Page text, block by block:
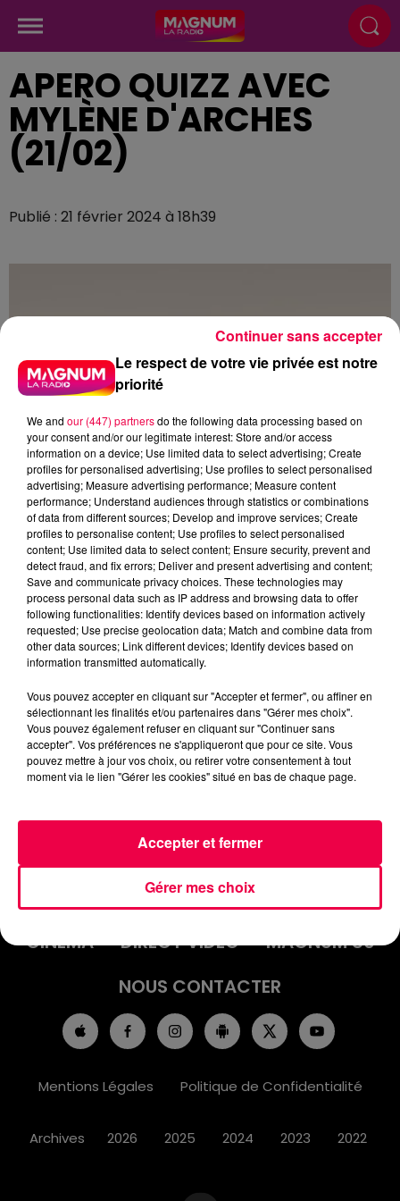
APERO QUIZZ AVEC
MYLÈNE D'ARCHES
(21/02)
Publié : 21 février 2024 à 18h39
podcasts/2024/02/20240221-APERO-QUIZZ.mp3
INFOS
EMISSIONS
JEUX
PODCASTS
CINÉMA
DIRECT VIDÉO
MAGNUM 80
NOUS CONTACTER
Mentions Légales Politique de Confidentialité
Archives 2026 2025 2024 2023 2022
Le respect de votre vie privée est notre
priorité
We and our (447) partnersdo the following data processing based on
your consent and/or our legitimate interest: Store and/or access
information on a device; Use limited data to select advertising; Create
profiles for personalised advertising; Use profiles to select personalised
advertising; Measure advertising performance; Measure content
performance; Understand audiences through statistics or combinations
of data from different sources; Develop and improve services; Create
profiles to personalise content; Use profiles to select personalised
content; Use limited data to select content; Ensure security, prevent and
detect fraud, and fix errors; Deliver and present advertising and content;
Save and communicate privacy choices. These technologies may
process personal data such as IP address and browsing data to offer
following functionalities: Identify devices based on information actively
requested; Use precise geolocation data; Match and combine data from
other data sources; Link different devices; Identify devices based on
information transmitted automatically.
Vous pouvez accepter en cliquant sur "Accepter et fermer", ou affiner en
sélectionnant les finalités et/ou partenaires dans "Gérer mes choix".
Vous pouvez également refuser en cliquant sur "Continuer sans
accepter". Vos préférences ne s'appliqueront que pour ce site. Vous
pouvez mettre à jour vos choix, ou retirer votre consentement à tout
moment via le lien "Gérer les cookies" situé en bas de chaque page.
Gérer mes choix
Accepter et fermer
Continuer sans accepter